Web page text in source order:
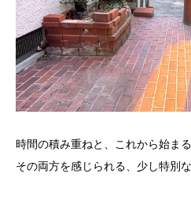
時間の積み重ねと、これから始ま
その両方を感じられる、少し特別な